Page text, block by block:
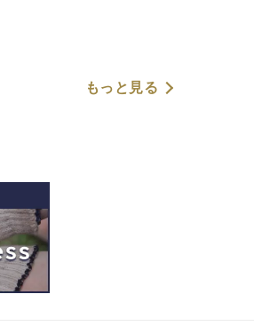
もっと見る